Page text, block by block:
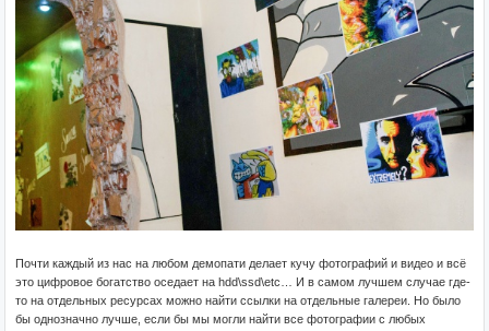
Почти каждый из нас на любом демопати делает кучу фотографий и видео и всё
это цифровое богатство оседает на hdd\ssd\etc… И в самом лучшем случае где-
то на отдельных ресурсах можно найти ссылки на отдельные галереи. Но было
бы однозначно лучше, если бы мы могли найти все фотографии с любых